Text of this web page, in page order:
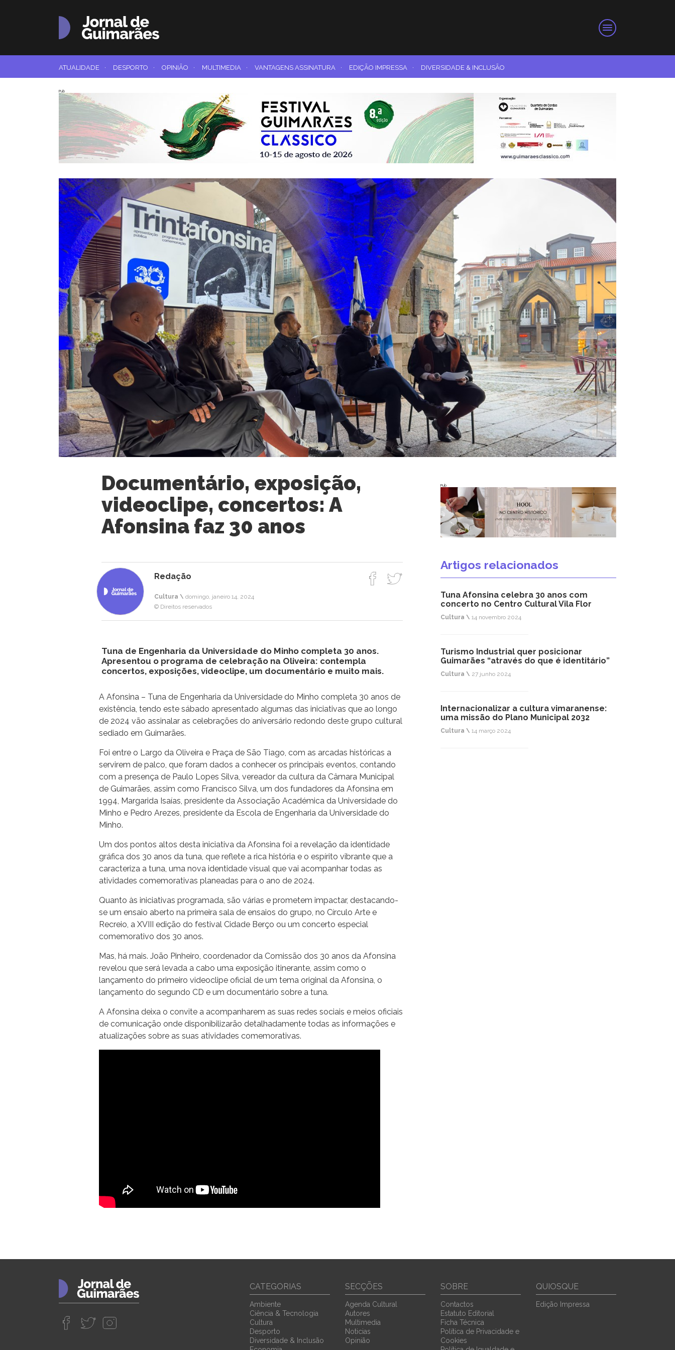
ATUALIDADE · DESPORTO · OPINIÃO · MULTIMEDIA · VANTAGENS ASSINATURA · EDIÇÃO IMPRESSA · DIVERSIDADE & INCLUSÃO
Pub
Documentário, exposição,
videoclipe, concertos: A
Afonsina faz 30 anos
Redação
Cultura \ domingo, janeiro 14, 2024
© Direitos reservados
Tuna de Engenharia da Universidade do Minho completa 30 anos.
Apresentou o programa de celebração na Oliveira: contempla
concertos, exposições, videoclipe, um documentário e muito mais.
A Afonsina – Tuna de Engenharia da Universidade do Minho completa 30 anos de
existência, tendo este sábado apresentado algumas das iniciativas que ao longo
de 2024 vão assinalar as celebrações do aniversário redondo deste grupo cultural
sediado em Guimarães.
Foi entre o Largo da Oliveira e Praça de São Tiago, com as arcadas históricas a
servirem de palco, que foram dados a conhecer os principais eventos, contando
com a presença de Paulo Lopes Silva, vereador da cultura da Câmara Municipal
de Guimarães, assim como Francisco Silva, um dos fundadores da Afonsina em
1994, Margarida Isaías, presidente da Associação Académica da Universidade do
Minho e Pedro Arezes, presidente da Escola de Engenharia da Universidade do
Minho.
Um dos pontos altos desta iniciativa da Afonsina foi a revelação da identidade
gráfica dos 30 anos da tuna, que reflete a rica história e o espírito vibrante que a
caracteriza a tuna, uma nova identidade visual que vai acompanhar todas as
atividades comemorativas planeadas para o ano de 2024.
Quanto às iniciativas programada, são várias e prometem impactar, destacando-
se um ensaio aberto na primeira sala de ensaios do grupo, no Círculo Arte e
Recreio, a XVIII edição do festival Cidade Berço ou um concerto especial
comemorativo dos 30 anos.
Mas, há mais. João Pinheiro, coordenador da Comissão dos 30 anos da Afonsina
revelou que será levada a cabo uma exposição itinerante, assim como o
lançamento do primeiro videoclipe oficial de um tema original da Afonsina, o
lançamento do segundo CD e um documentário sobre a tuna.
A Afonsina deixa o convite a acompanharem as suas redes sociais e meios oficiais
de comunicação onde disponibilizarão detalhadamente todas as informações e
atualizações sobre as suas atividades comemorativas.
Pub
Artigos relacionados
Tuna Afonsina celebra 30 anos com
concerto no Centro Cultural Vila Flor
Cultura \ 14 novembro 2024
Turismo Industrial quer posicionar
Guimarães “através do que é identitário”
Cultura \ 27 junho 2024
Internacionalizar a cultura vimaranense:
uma missão do Plano Municipal 2032
Cultura \ 14 março 2024
CATEGORIAS
Ambiente
Ciência & Tecnologia
Cultura
Desporto
Diversidade & Inclusão
SECÇÕES
Agenda Cultural
Autores
Multimedia
Noticias
Opinião
SOBRE
Contactos
Estatuto Editorial
Ficha Técnica
Política de Privacidade e
Cookies
QUIOSQUE
Edição Impressa